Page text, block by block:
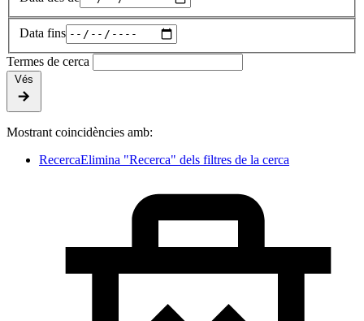
Data fins
Termes de cerca
Vés
Mostrant coincidències amb:
RecercaElimina "Recerca" dels filtres de la cerca